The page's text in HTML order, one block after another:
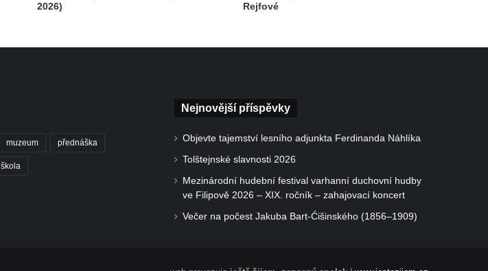
2026)
Rejfové
muzeum přednáška
škola
Nejnovější příspěvky
Objevte tajemství lesního adjunkta Ferdinanda Náhlíka
Tolštejnské slavnosti 2026
Mezinárodní hudební festival varhanní duchovní hudby
ve Filipově 2026 – XIX. ročník – zahajovací koncert
Večer na počest Jakuba Bart-Ćišinského (1856–1909)